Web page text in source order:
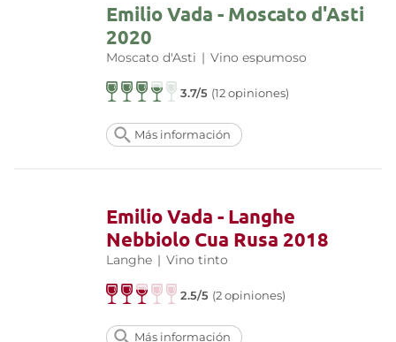
Emilio Vada - Moscato d'Asti
2020
Moscato d'Asti | Vino espumoso
3.7/5 (12 opiniones)
Más información
Emilio Vada - Langhe
Nebbiolo Cua Rusa 2018
Langhe | Vino tinto
2.5/5 (2 opiniones)
Más información